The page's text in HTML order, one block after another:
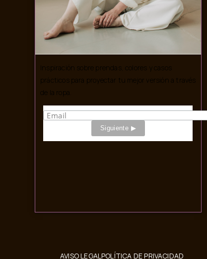
Inspiración sobre prendas, colores y casos
prácticos para proyectar tu mejor versión a través
de la ropa.
AVISO LEGALPOLÍTICA DE PRIVACIDAD